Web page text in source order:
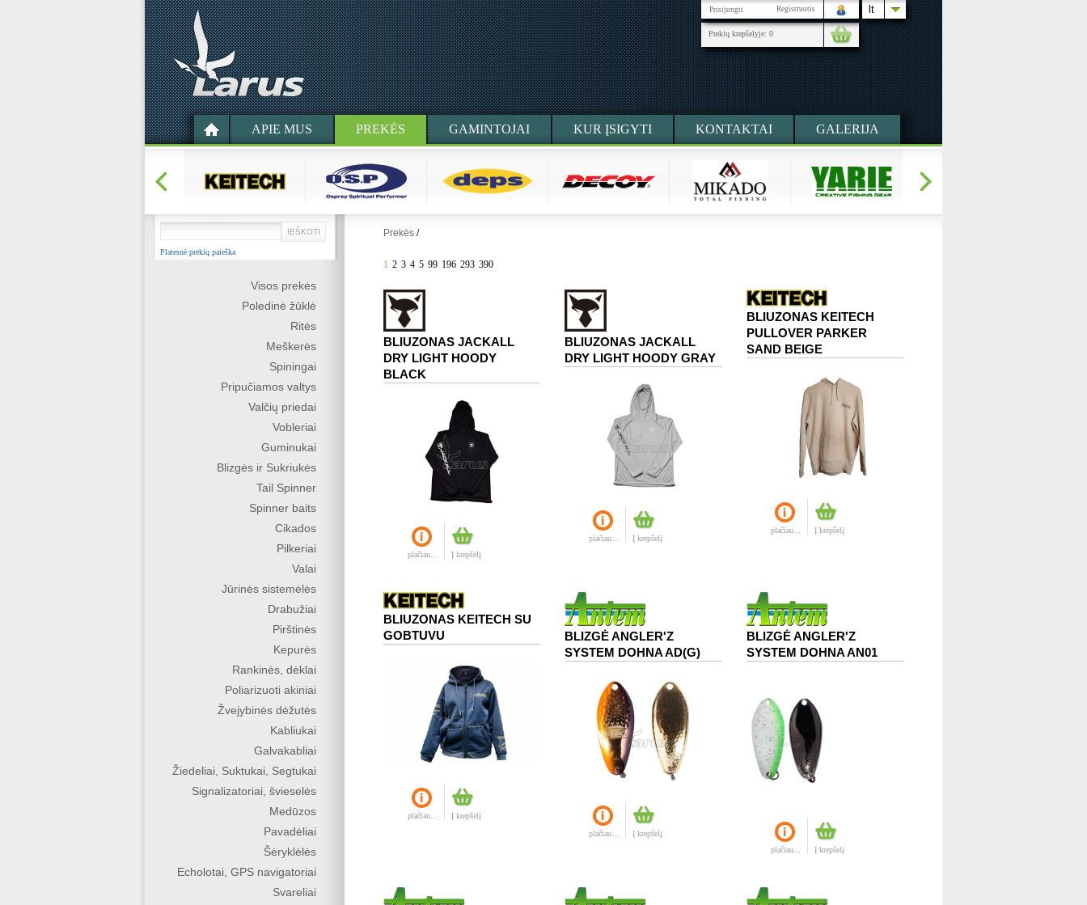
Prisijungti Registruotis lt
Prekių krepšelyje: 0
APIE MUS PREKĖS GAMINTOJAI KUR ĮSIGYTI KONTAKTAI GALERIJA
Platesnė prekių paieška
Visos prekės
Poledinė žūklė
Ritės
Meškerės
Spiningai
Pripučiamos valtys
Valčių priedai
Vobleriai
Guminukai
Blizgės ir Sukriukės
Tail Spinner
Spinner baits
Cikados
Pilkeriai
Valai
Jūrinės sistemėlės
Drabužiai
Pirštinės
Kepurės
Rankinės, dėklai
Poliarizuoti akiniai
Žvejybinės dėžutės
Kabliukai
Galvakabliai
Žiedeliai, Suktukai, Segtukai
Signalizatoriai, švieselės
Medūzos
Pavadėliai
Šėryklėlės
Echolotai, GPS navigatoriai
Svareliai
Prekės/
1 2 3 4 5 99 196 293 390
BLIUZONAS JACKALL
DRY LIGHT HOODY
BLACK
plačiau... Į krepšelį
BLIUZONAS JACKALL
DRY LIGHT HOODY GRAY
plačiau... Į krepšelį
BLIUZONAS KEITECH
PULLOVER PARKER
SAND BEIGE
plačiau... Į krepšelį
BLIUZONAS KEITECH SU
GOBTUVU
plačiau... Į krepšelį
BLIZGĖ ANGLER'Z
SYSTEM DOHNA AD(G)
plačiau... Į krepšelį
BLIZGĖ ANGLER'Z
SYSTEM DOHNA AN01
plačiau... Į krepšelį